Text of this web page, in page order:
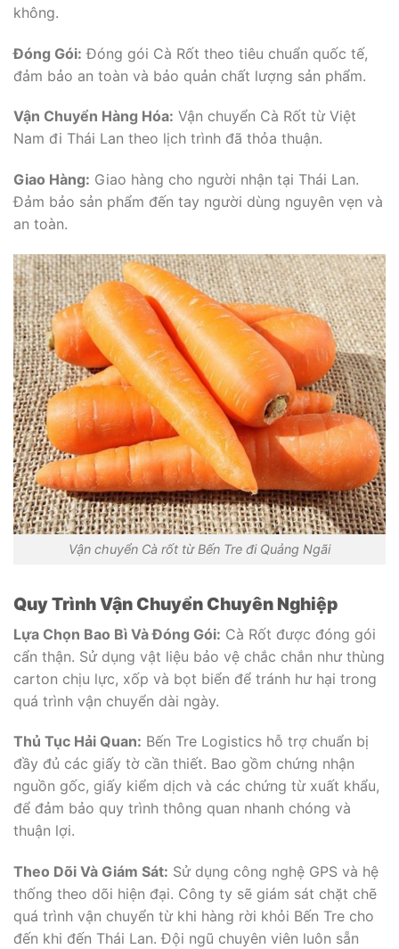
không.
Đóng Gói: Đóng gói Cà Rốt theo tiêu chuẩn quốc tế,
đảm bảo an toàn và bảo quản chất lượng sản phẩm.
Vận Chuyển Hàng Hóa: Vận chuyển Cà Rốt từ Việt
Nam đi Thái Lan theo lịch trình đã thỏa thuận.
Giao Hàng: Giao hàng cho người nhận tại Thái Lan.
Đảm bảo sản phẩm đến tay người dùng nguyên vẹn và
an toàn.
Vận chuyển Cà rốt từ Bến Tre đi Quảng Ngãi
Quy Trình Vận Chuyển Chuyên Nghiệp
Lựa Chọn Bao Bì Và Đóng Gói: Cà Rốt được đóng gói
cẩn thận. Sử dụng vật liệu bảo vệ chắc chắn như thùng
carton chịu lực, xốp và bọt biển để tránh hư hại trong
quá trình vận chuyển dài ngày.
Thủ Tục Hải Quan: Bến Tre Logistics hỗ trợ chuẩn bị
đầy đủ các giấy tờ cần thiết. Bao gồm chứng nhận
nguồn gốc, giấy kiểm dịch và các chứng từ xuất khẩu,
để đảm bảo quy trình thông quan nhanh chóng và
thuận lợi.
Theo Dõi Và Giám Sát: Sử dụng công nghệ GPS và hệ
thống theo dõi hiện đại. Công ty sẽ giám sát chặt chẽ
quá trình vận chuyển từ khi hàng rời khỏi Bến Tre cho
đến khi đến Thái Lan. Đội ngũ chuyên viên luôn sẵn